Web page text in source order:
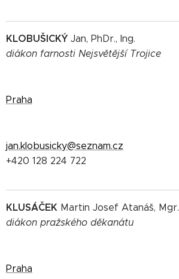
KLOBUŠICKÝ Jan, PhDr., Ing.
diákon farnosti Nejsvětější Trojice
Praha
jan.klobusicky@seznam.cz
+420 128 224 722
KLUSÁČEK Martin Josef Atanáš, Mgr.
diákon pražského děkanátu
Praha